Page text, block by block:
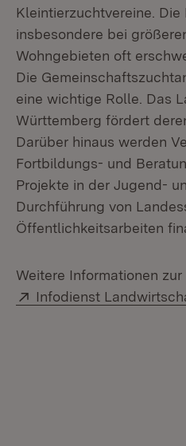
Kleintierzuchtvereine. Die
insbesondere bei
Wohngebieten oft
Die
eine wichtige Rolle. Das
Württemberg fördert
Darüber hinaus werden
Fortbildungs- und
Projekte in der Jugend-
Durchführung von
Öffentlichkeitsarbeiten
Weitere Informationen
Extern:
Infodienst